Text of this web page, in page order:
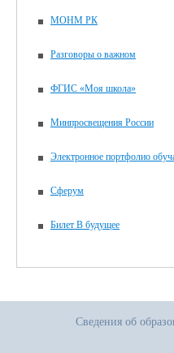
МОНМ РК
Разговоры о важном
ФГИС «Моя школа»
Минпросвещения России
Электронное портфолио
Сферум
Билет В будущее
Сведения об